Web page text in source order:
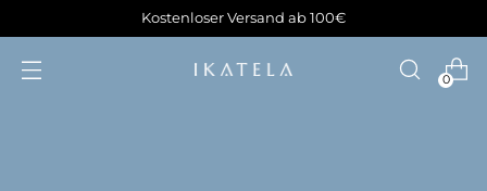
Kostenloser Versand ab 100€
0